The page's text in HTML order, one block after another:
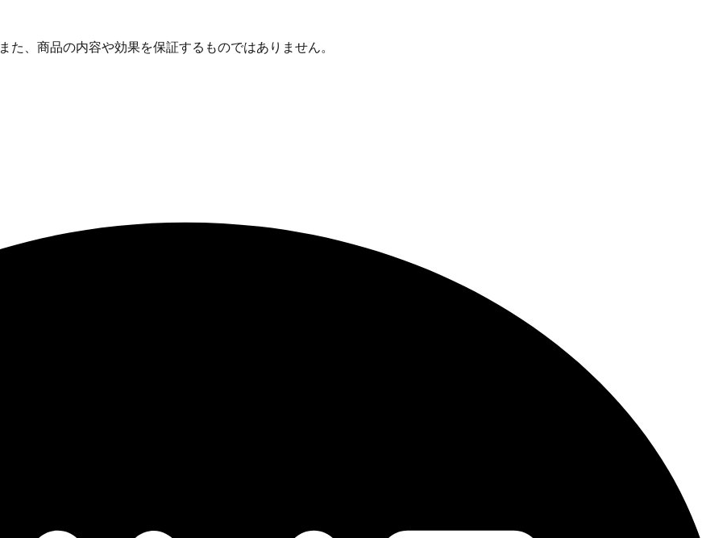
、商品の内容や効果を保証するものではありません。